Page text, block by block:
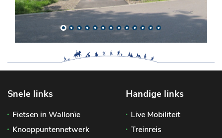
Snele links
Fietsen in Wallonïe
Knooppuntennetwerk
Handige links
Live Mobiliteit
Treinreis